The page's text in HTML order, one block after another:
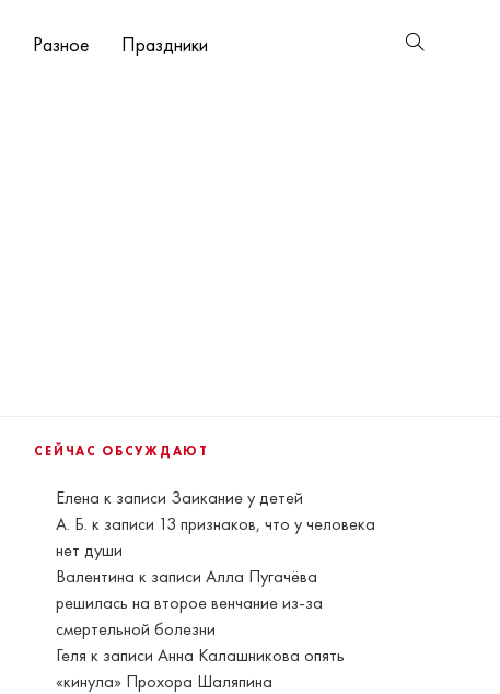
Разное Праздники
СЕЙЧАС ОБСУЖДАЮТ
Елена к записи Заикание у детей
А. Б. к записи 13 признаков, что у человека
нет души
Валентина к записиАлла Пугачёва
решилась на второе венчание из-за
смертельной болезни
Геля к записиАнна Калашникова опять
«кинула» Прохора Шаляпина